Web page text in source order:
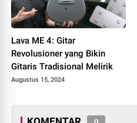
Lava ME 4: Gitar
Revolusioner yang Bikin
Gitaris Tradisional Melirik
Augustus 15, 2024